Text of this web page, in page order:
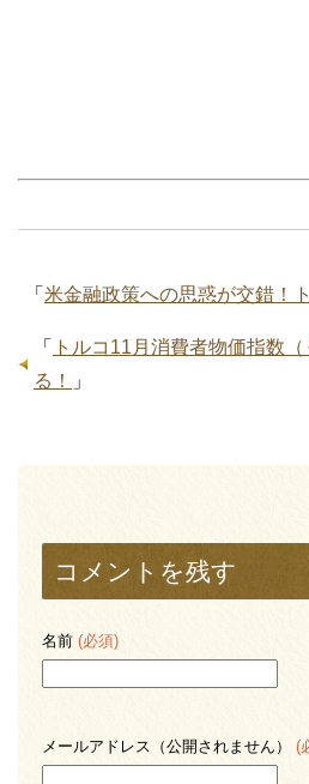
「 米金融政策への思惑が交錯！
「
トルコ11月消費者物価指数
る！
」
コメントを残す
名前 (必須)
メールアドレス（公開されません） (